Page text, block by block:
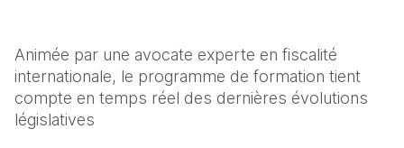
Animée par une avocate experte en fiscalité
internationale, le programme de formation tient
compte en temps réel des dernières évolutions
législatives